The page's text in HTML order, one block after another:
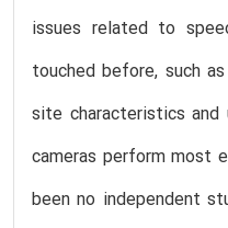
issues related to
touched before, such
site characteristics
cameras perform most
been no independent